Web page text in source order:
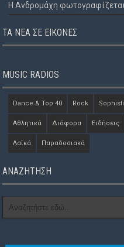
Η Ανδρομάχη
ΤΑ ΝΈΑ ΣΕ ΕΙΚΌΝΕΣ
MUSIC RADIOS
Dance & Top 40 Rock
Αθλητικά Διάφορα Ειδήσεις
Λαϊκά Παραδοσιακά
ΑΝΑΖΗΤΗΣΗ